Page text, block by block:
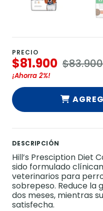
PRECIO
$81.900 $83.900
¡Ahorra 2%!
DESCRIPCIÓN
Hill’s Presciption Diet
sido formulado
veterinarios para
sobrepeso. Reduce la
dos meses, mientras
satisfecha.